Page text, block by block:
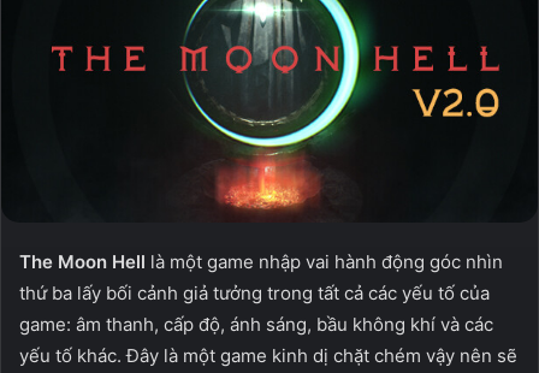
The Moon Hell là một game nhập vai hành động góc nhìn
thứ ba lấy bối cảnh giả tưởng trong tất cả các yếu tố của
game: âm thanh, cấp độ, ánh sáng, bầu không khí và các
yếu tố khác. Đây là một game kinh dị chặt chém vậy nên sẽ